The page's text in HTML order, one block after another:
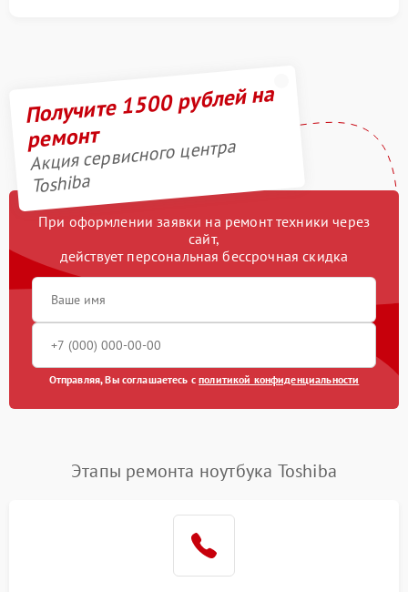
Получите 1500 рублей на
ремонт
Акция сервисного центра
Toshiba
При оформлении заявки на ремонт техники через
сайт,
действует персональная бессрочная скидка
Отправляя, Вы соглашаетесь сполитикой конфиденциальности
Этапы ремонта ноутбука Toshiba